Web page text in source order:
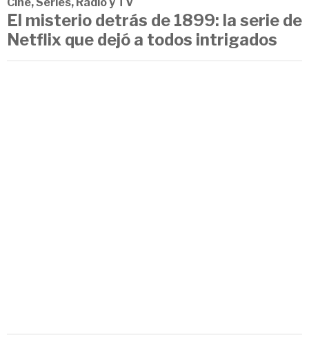
El misterio detrás de 1899: la serie de
Netflix que dejó a todos intrigados